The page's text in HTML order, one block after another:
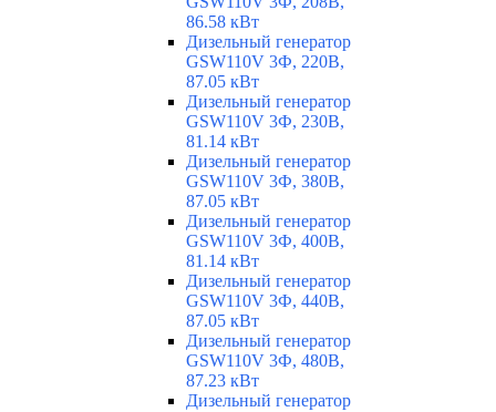
86.58 кВт
Дизельный генератор
GSW110V 3Ф, 220В,
87.05 кВт
Дизельный генератор
GSW110V 3Ф, 230В,
81.14 кВт
Дизельный генератор
GSW110V 3Ф, 380В,
87.05 кВт
Дизельный генератор
GSW110V 3Ф, 400В,
81.14 кВт
Дизельный генератор
GSW110V 3Ф, 440В,
87.05 кВт
Дизельный генератор
GSW110V 3Ф, 480В,
87.23 кВт
Дизельный генератор